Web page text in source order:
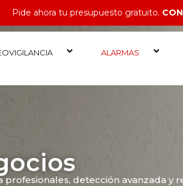
Pide ahora tu presupuesto gratuito.
ALARMAS
detección avanzada y